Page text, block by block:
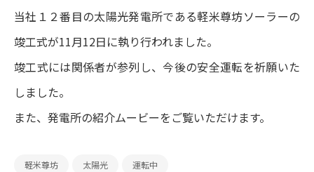
よくあるご質問
IRメール配信
当社１２番目の太陽光発電所である軽米尊坊ソーラーの
竣工式が11月12日に執り行われました。
竣工式には関係者が参列し、今後の安全運転を祈願いた
しました。
また、発電所の紹介ムービーをご覧いただけます。
軽米尊坊 太陽光 運転中